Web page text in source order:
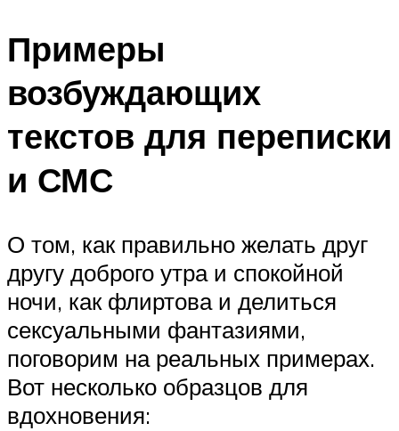
Примеры
возбуждающих
текстов для переписки
и СМС
О том, как правильно желать друг
другу доброго утра и спокойной
ночи, как флиртова и делиться
сексуальными фантазиями,
поговорим на реальных примерах.
Вот несколько образцов для
вдохновения: